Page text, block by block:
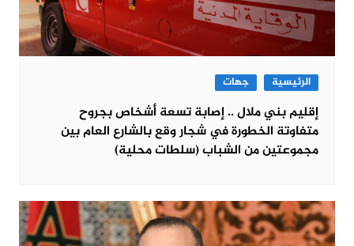
الرئيسية جهات
إقليم بني ملال .. إصابة تسعة أشخاص بجروح
متفاوتة الخطورة في شجار وقع بالشارع العام بين
مجموعتين من الشباب (سلطات محلية)